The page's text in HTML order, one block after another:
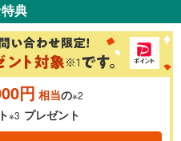
％
典
円 相当の※2
※3 プレゼント